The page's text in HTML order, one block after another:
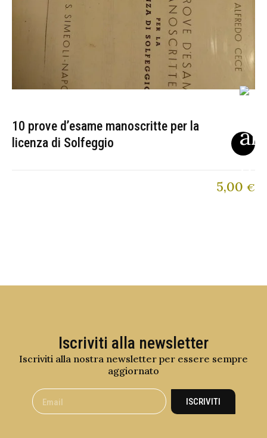
10 prove d’esame manoscritte per la
licenza di Solfeggio
5,00 €
Iscriviti alla newsletter
Iscriviti alla nostra newsletter per essere sempre
aggiornato
ISCRIVITI